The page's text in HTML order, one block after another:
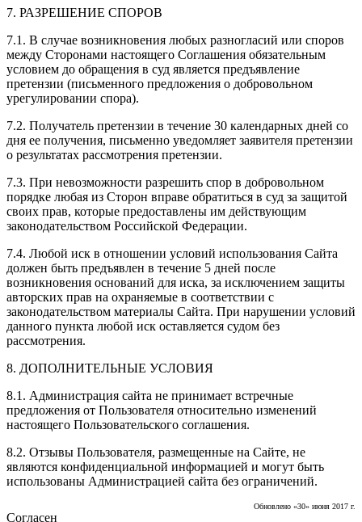
7. РАЗРЕШЕНИЕ СПОРОВ
7.1. В случае возникновения любых разногласий или споров
между Сторонами настоящего Соглашения обязательным
условием до обращения в суд является предъявление
претензии (письменного предложения о добровольном
урегулировании спора).
7.2. Получатель претензии в течение 30 календарных дней со
дня ее получения, письменно уведомляет заявителя претензии
о результатах рассмотрения претензии.
7.3. При невозможности разрешить спор в добровольном
порядке любая из Сторон вправе обратиться в суд за защитой
своих прав, которые предоставлены им действующим
законодательством Российской Федерации.
7.4. Любой иск в отношении условий использования Сайта
должен быть предъявлен в течение 5 дней после
возникновения оснований для иска, за исключением защиты
авторских прав на охраняемые в соответствии с
законодательством материалы Сайта. При нарушении условий
данного пункта любой иск оставляется судом без
рассмотрения.
8. ДОПОЛНИТЕЛЬНЫЕ УСЛОВИЯ
8.1. Администрация сайта не принимает встречные
предложения от Пользователя относительно изменений
настоящего Пользовательского соглашения.
8.2. Отзывы Пользователя, размещенные на Сайте, не
являются конфиденциальной информацией и могут быть
использованы Администрацией сайта без ограничений.
Обновлено «30» июня 2017 г.
Согласен